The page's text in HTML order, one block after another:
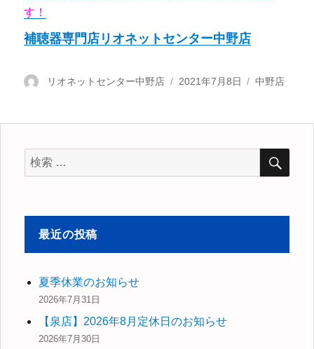
す！
補聴器専門店リオネットセンター中野店
投
リオネットセンター中野店
投
2021年7月8日
カ
ー
中野店
検
索
象:
検
最近の投稿
夏季休業のお知らせ
2026年7月31日
【泉店】2026年8月定休日のお知らせ
2026年7月30日